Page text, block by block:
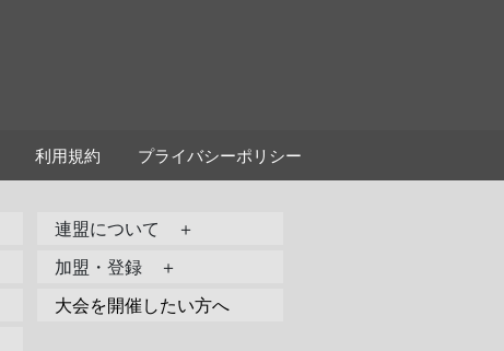
利用規約 プライバシーポリシー
連盟について ＋
加盟・登録 ＋
大会を開催したい方へ